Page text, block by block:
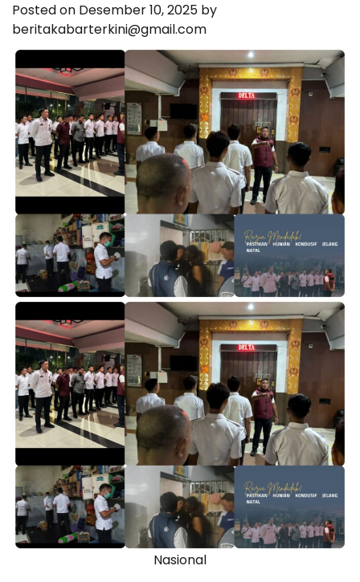
Posted on Desember 10, 2025 by
beritakabarterkini@gmail.com
Nasional